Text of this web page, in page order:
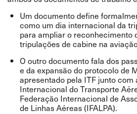
Um documento define
como um dia internacional da
para ampliar o reconhecimento
tripulações de cabine na
O outro documento fala dos
e da expansão do protocolo de
apresentado pela ITF junto com
Internacional do Transporte
Federação Internacional de
de Linhas Aéreas (IFALPA).